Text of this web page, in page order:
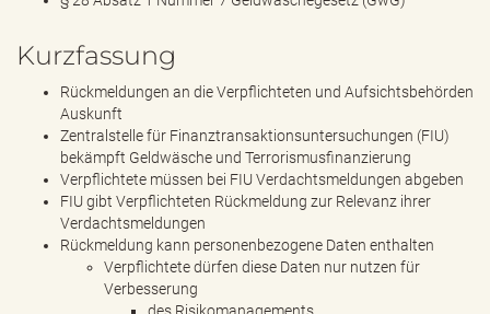
Kurzfassung
Rückmeldungen an die Verpflichteten und Aufsichtsbehörden
Auskunft
Zentralstelle für Finanztransaktionsuntersuchungen (FIU)
bekämpft Geldwäsche und Terrorismusfinanzierung
Verpflichtete müssen bei FIU Verdachtsmeldungen abgeben
FIU gibt Verpflichteten Rückmeldung zur Relevanz ihrer
Verdachtsmeldungen
Rückmeldung kann personenbezogene Daten enthalten
Verpflichtete dürfen diese Daten nur nutzen für
Verbesserung